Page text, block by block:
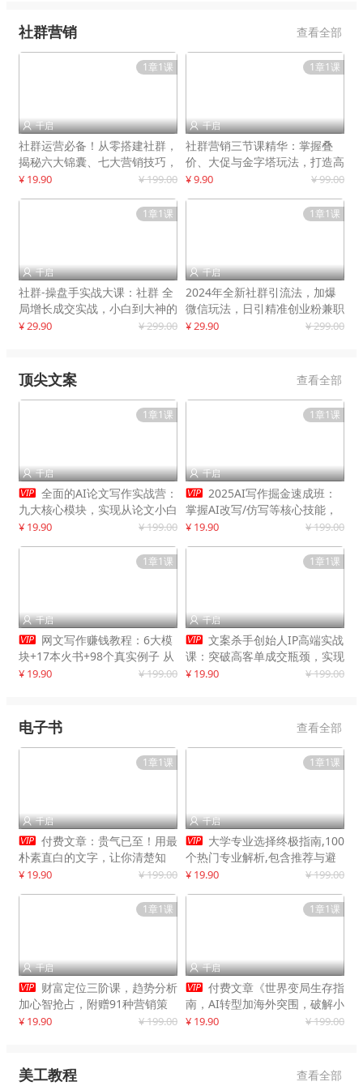
社群营销 查看全部
1章1课
 千启
社群运营必备！从零搭建社群，
揭秘六大锦囊、七大营销技巧，
打造火爆社群
¥ 19.90 ¥ 199.00
1章1课
 千启
社群营销三节课精华：掌握叠
价、大促与金字塔玩法，打造高
效营销体系
¥ 9.90 ¥ 99.00
1章1课
 千启
社群-操盘手实战大课：社群 全
局增长成交实战，小白到大神的
进阶之路
¥ 29.90 ¥ 299.00
1章1课
 千启
2024年全新社群引流法，加爆
微信玩法，日引精准创业粉兼职
粉200+
¥ 29.90 ¥ 299.00
顶尖文案 查看全部
1章1课
 千启
 全面的AI论文写作实战营：
九大核心模块，实现从论文小白
到高效产出的跨越
¥ 19.90 ¥ 199.00
1章1课
 千启
 2025AI写作掘金速成班：
掌握AI改写/仿写等核心技能，
实现单篇文案变现500+
¥ 19.90 ¥ 199.00
1章1课
 千启
 网文写作赚钱教程：6大模
块+17本火书+98个真实例子 从
入门到精通实战方法
¥ 19.90 ¥ 199.00
1章1课
 千启
 文案杀手创始人IP高端实战
课：突破高客单成交瓶颈，实现
IP商业价值最大化
¥ 19.90 ¥ 199.00
电子书 查看全部
1章1课
 千启
 付费文章：贵气已至！用最
朴素直白的文字，让你清楚知
道，该如何接住这一次时代的泼
¥ 19.90 ¥ 199.00
1章1课
 千启
 大学专业选择终极指南,100
个热门专业解析,包含推荐与避
雷实用建议
¥ 19.90 ¥ 199.00
1章1课
 千启
 财富定位三阶课，趋势分析
加心智抢占，附赠91种营销策
略模型
¥ 19.90 ¥ 199.00
1章1课
 千启
 付费文章《世界变局生存指
南，AI转型加海外突围，破解小
城市生存陷阱》
¥ 19.90 ¥ 199.00
美工教程 查看全部